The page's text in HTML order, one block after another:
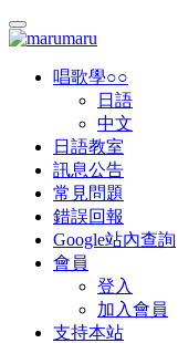
唱歌學○○
日語
中文
日語教室
訊息公告
常見問題
錯誤回報
Google站內查詢
會員
登入
加入會員
支持本站